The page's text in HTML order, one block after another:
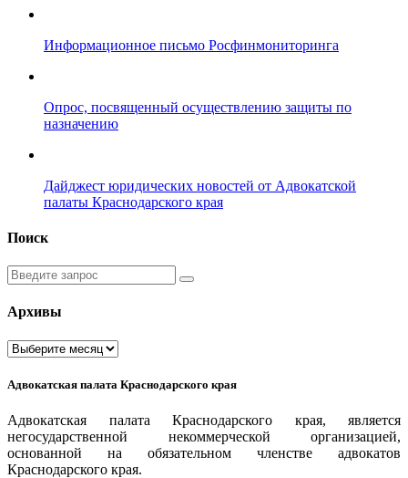
Информационное письмо Росфинмониторинга
Опрос, посвященный осуществлению защиты по
назначению
Дайджест юридических новостей от Адвокатской
палаты Краснодарского края
Поиск
Введите
запрос
Архивы
Архивы
Адвокатская палата Краснодарского края
Адвокатская палата Краснодарского края, является
негосударственной некоммерческой организацией,
основанной на обязательном членстве адвокатов
Краснодарского края.